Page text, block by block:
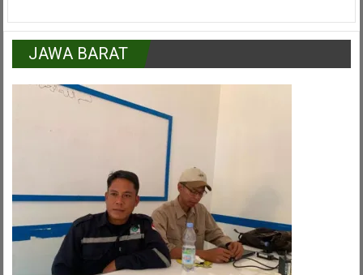
Gea,Anggota
DPR
Dalam
JAWA BARAT